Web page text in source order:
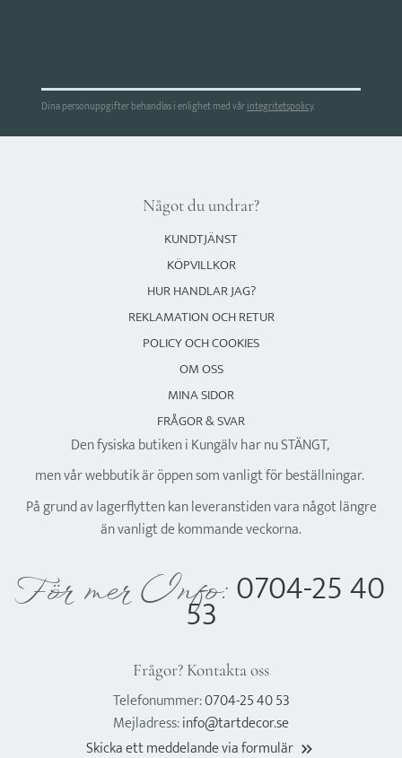
Dina personuppgifter behandlas i enlighet med vårintegritetspolicy.
Något du undrar?
KUNDTJÄNST
KÖPVILLKOR
HUR HANDLAR JAG?
REKLAMATION OCH RETUR
POLICY OCH COOKIES
OM OSS
MINA SIDOR
FRÅGOR & SVAR
Den fysiska butiken i Kungälv har nu STÄNGT,
men vår webbutik är öppen som vanligt för beställningar.
På grund av lagerflytten kan leveranstiden vara något längre
än vanligt de kommande veckorna.
För mer Info: 0704-25 40
53
Frågor? Kontakta oss
Telefonummer:0704-25 40 53
Mejladress:info@tartdecor.se
Skicka ett meddelande via formulär keyboard_double_arrow_right